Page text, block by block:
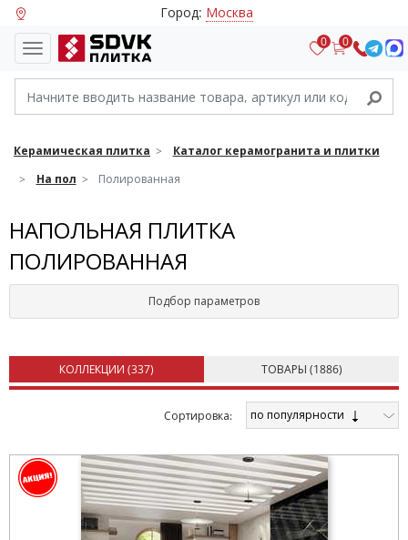
Город: Москва
0 0
Керамическая плитка
Каталог керамогранита и плитки
На пол
Полированная
НАПОЛЬНАЯ ПЛИТКА
ПОЛИРОВАННАЯ
Подбор параметров
КОЛЛЕКЦИИ (337) ТОВАРЫ (1886)
Cортировка: по популярности